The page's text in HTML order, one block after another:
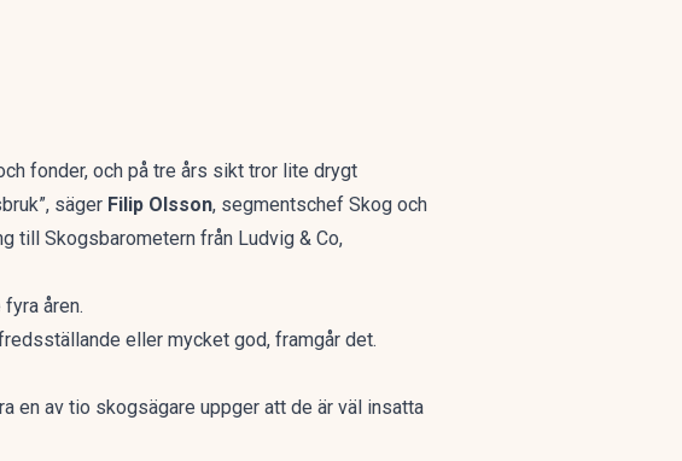
fonder, och på tre års sikt tror lite drygt
säger Filip Olsson, segmentschef Skog och
till Skogsbarometern från Ludvig & Co,
åren.
eller mycket god, framgår det.
en av tio skogsägare uppger att de är väl insatta